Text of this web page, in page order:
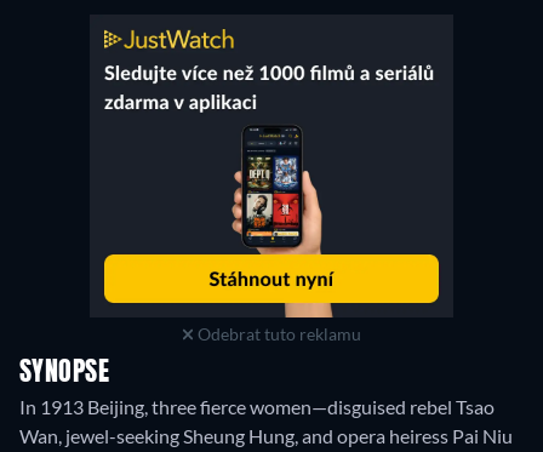
Odebrat tuto reklamu
SYNOPSE
In 1913 Beijing, three fierce women—disguised rebel Tsao
Wan, jewel-seeking Sheung Hung, and opera heiress Pai Niu